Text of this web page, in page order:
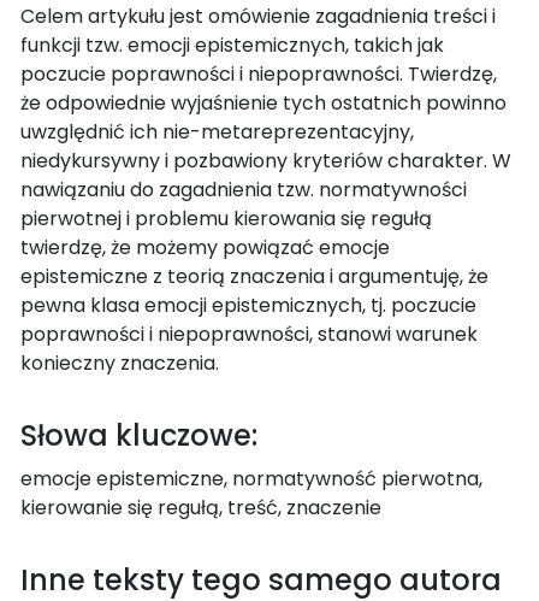
Celem artykułu jest omówienie zagadnienia treści i
funkcji tzw. emocji epistemicznych, takich jak
poczucie poprawności i niepoprawności. Twierdzę,
że odpowiednie wyjaśnienie tych ostatnich powinno
uwzględnić ich nie-metareprezentacyjny,
niedykursywny i pozbawiony kryteriów charakter. W
nawiązaniu do zagadnienia tzw. normatywności
pierwotnej i problemu kierowania się regułą
twierdzę, że możemy powiązać emocje
epistemiczne z teorią znaczenia i argumentuję, że
pewna klasa emocji epistemicznych, tj. poczucie
poprawności i niepoprawności, stanowi warunek
konieczny znaczenia.
Słowa kluczowe:
emocje epistemiczne, normatywność pierwotna,
kierowanie się regułą, treść, znaczenie
Inne teksty tego samego autora